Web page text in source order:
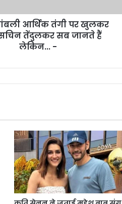
आर्थिक तंगी पर खुलकर
तेंदुलकर सब जानते हैं
लेकिन... -